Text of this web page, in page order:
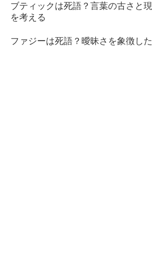
ブティックは死語？言葉の古さと
を考える
ファジーは死語？曖昧さを象徴し